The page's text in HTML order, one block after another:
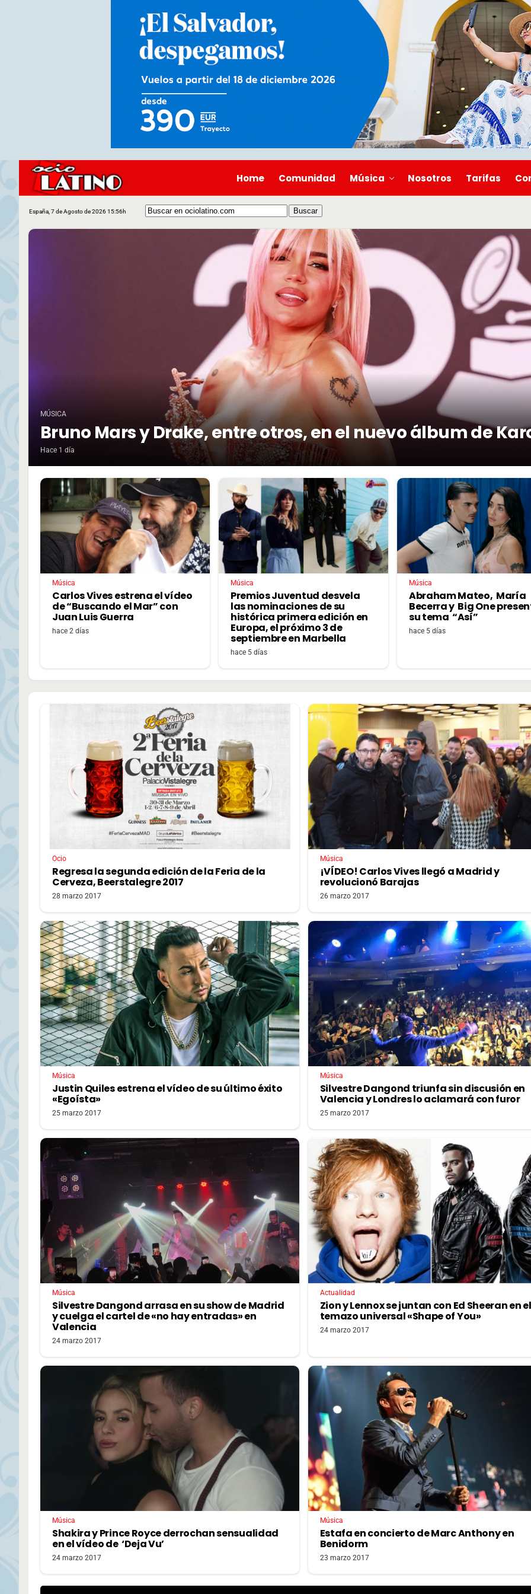
Home Comunidad Música Nosotros Tarifas
España, 7 de Agosto de 2026 15:56h
MÚSICA
Bruno Mars y Drake, entre otros, en el nuevo álbum de
Hace 1 día
Música
Carlos Vives estrena el vídeo
de “Buscando el Mar” con
Juan Luis Guerra
hace 2 días
Música
Premios Juventud desvela
las nominaciones de su
histórica primera edición en
Europa, el próximo 3 de
septiembre en Marbella
hace 5 días
Música
Abraham Mateo, María
Becerra y Big One
su tema “Así”
hace 5 días
Ocio
Regresa la segunda edición de la Feria de la
Cerveza, Beerstalegre 2017
28 marzo 2017
Música
¡VÍDEO! Carlos Vives llegó a Madrid y
revolucionó Barajas
26 marzo 2017
Música
Justin Quiles estrena el vídeo de su último éxito
«Egoísta»
25 marzo 2017
Música
Silvestre Dangond triunfa sin discusión en
Valencia y Londres lo aclamará con furor
25 marzo 2017
Música
Silvestre Dangond arrasa en su show de Madrid
y cuelga el cartel de «no hay entradas» en
Valencia
24 marzo 2017
Actualidad
Zion y Lennox se juntan con Ed Sheeran en el
temazo universal «Shape of You»
24 marzo 2017
Música
Shakira y Prince Royce derrochan sensualidad
en el vídeo de ‘Deja Vu’
24 marzo 2017
Música
Estafa en concierto de Marc Anthony en
Benidorm
23 marzo 2017